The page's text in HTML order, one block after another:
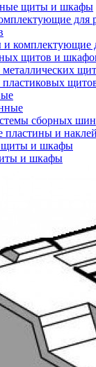
щиты и шкафы
для
и комплектующие
щитов и
металлических
пластиковых
сборных шин
и
щиты и шкафы
и шкафы